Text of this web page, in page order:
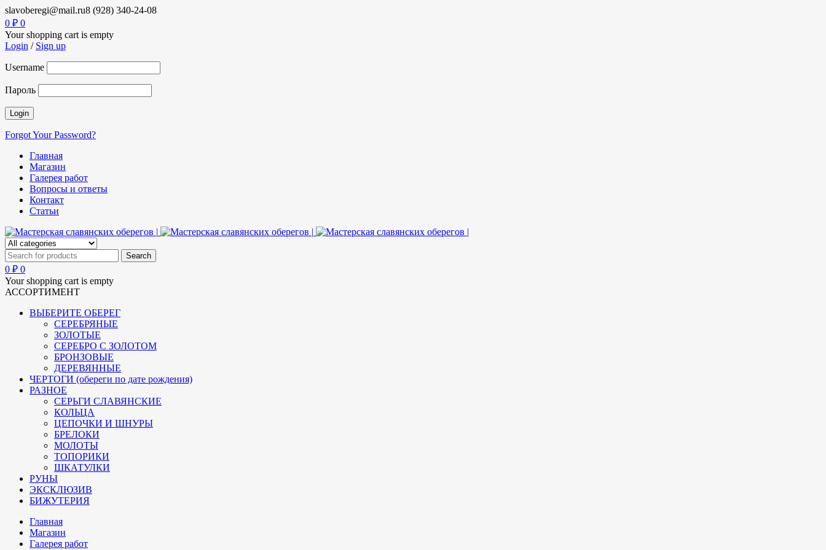
slavoberegi@mail.ru8 (928) 340-24-08
0 ₽ 0
Your shopping cart is empty
Login / Sign up
Username
Пароль
Forgot Your Password?
Главная
Магазин
Галерея работ
Вопросы и ответы
Контакт
Статьи
0 ₽ 0
Your shopping cart is empty
АССОРТИМЕНТ
ВЫБЕРИТЕ ОБЕРЕГ
СЕРЕБРЯНЫЕ
ЗОЛОТЫЕ
СЕРЕБРО С ЗОЛОТОМ
БРОНЗОВЫЕ
ДЕРЕВЯННЫЕ
ЧЕРТОГИ (обереги по дате рождения)
РАЗНОЕ
СЕРЬГИ СЛАВЯНСКИЕ
КОЛЬЦА
ЦЕПОЧКИ И ШНУРЫ
БРЕЛОКИ
МОЛОТЫ
ТОПОРИКИ
ШКАТУЛКИ
РУНЫ
ЭКСКЛЮЗИВ
БИЖУТЕРИЯ
Главная
Магазин
Галерея работ